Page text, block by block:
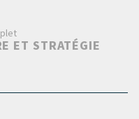
ET STRATÉGIE